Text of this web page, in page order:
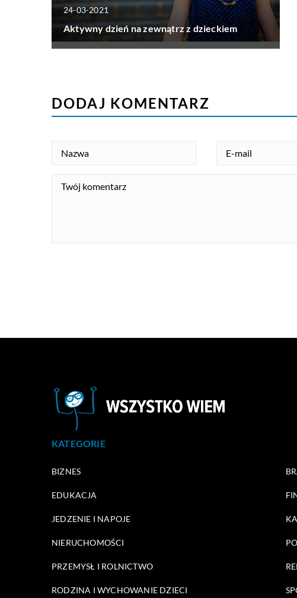
24-03-2021
Aktywny dzień na zewnątrz z dzieckiem
DODAJ KOMENTARZ
KATEGORIE
BIZNES
EDUKACJA
JEDZENIE I NAPOJE
NIERUCHOMOŚCI
PRZEMYSŁ I ROLNICTWO
RODZINA I WYCHOWANIE DZIECI